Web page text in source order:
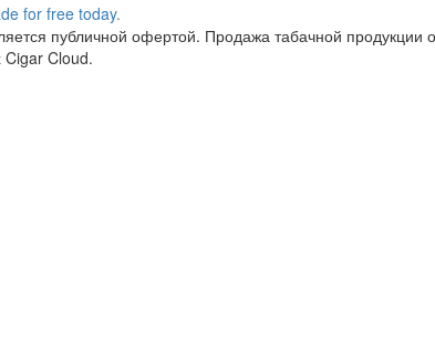
публичной офертой. Продажа табачной продукции
Cigar Cloud.